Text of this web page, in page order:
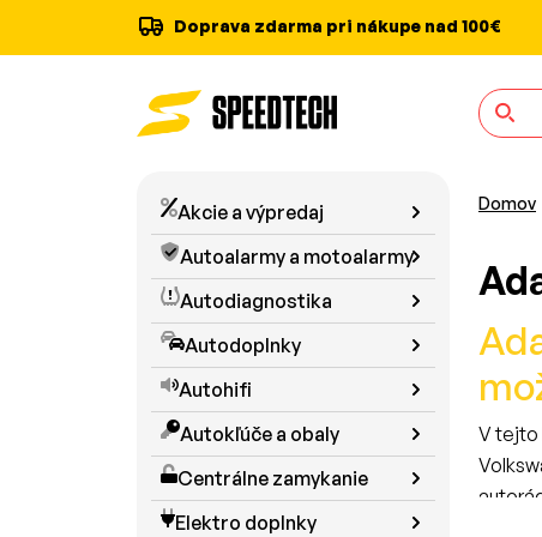
Doprava zdarma pri nákupe nad 100€
Akcie a výpredaj
Autoalarmy a motoalarmy
Autodiagnostika
Autodoplnky
Autohifi
Autokľúče a obaly
Centrálne zamykanie
Elektro doplnky
Domov
V tejto